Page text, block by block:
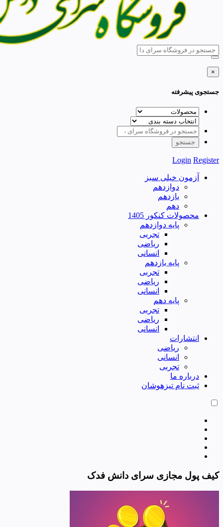
×
جستجوی پیشرفته
Login Register
آزمون خیلی سبز
دوازدهم
یازدهم
دهم
محصولات کنکور 1405
پایه دوازدهم
تجربی
ریاضی
انسانی
پایه یازدهم
تجربی
ریاضی
انسانی
پایه دهم
تجربی
ریاضی
انسانی
انتشارات
ریاضی
انسانی
تجربی
درباره ما
ثبت نام تیزهوشان
کیف پول مجازی سرای دانش فدک